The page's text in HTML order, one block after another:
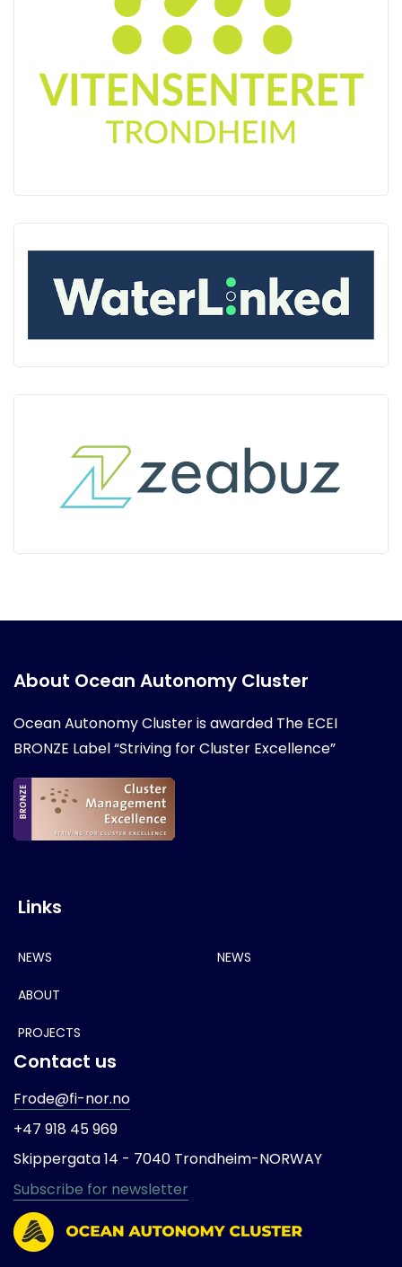
About Ocean Autonomy Cluster
Ocean Autonomy Cluster is awarded The ECEI
BRONZE Label “Striving for Cluster Excellence”
Links
NEWS
ABOUT
PROJECTS
NEWS
Contact us
Frode@fi-nor.no
+47 918 45 969
Skippergata 14 - 7040 Trondheim-NORWAY
Subscribe for newsletter